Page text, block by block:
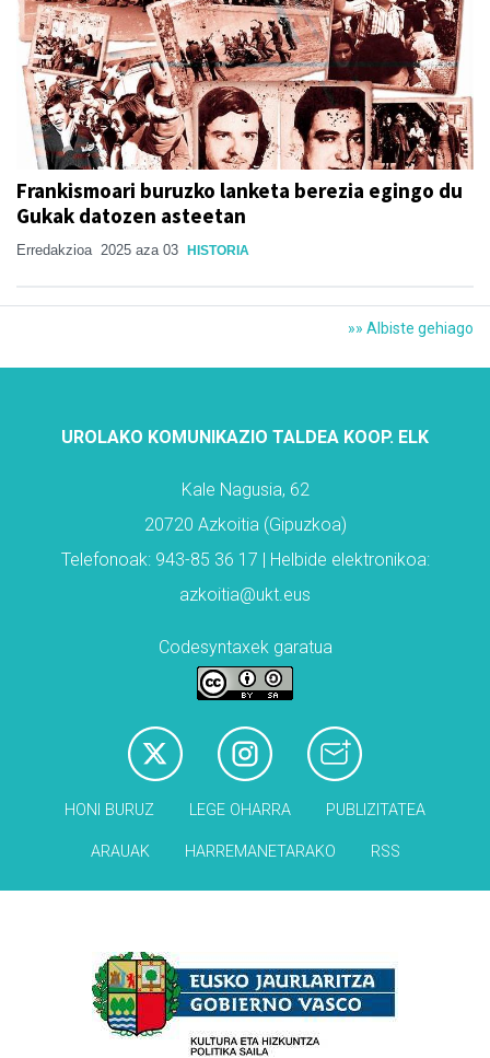
Frankismoari buruzko lanketa berezia egingo du
Gukak datozen asteetan
Erredakzioa 2025 aza 03 HISTORIA
»» Albiste gehiago
UROLAKO KOMUNIKAZIO TALDEA KOOP. ELK
Kale Nagusia, 62
20720 Azkoitia (Gipuzkoa)
Telefonoak: 943-85 36 17 | Helbide elektronikoa:
azkoitia@ukt.eus
Codesyntaxek garatua
HONI BURUZ LEGE OHARRA PUBLIZITATEA
ARAUAK HARREMANETARAKO RSS